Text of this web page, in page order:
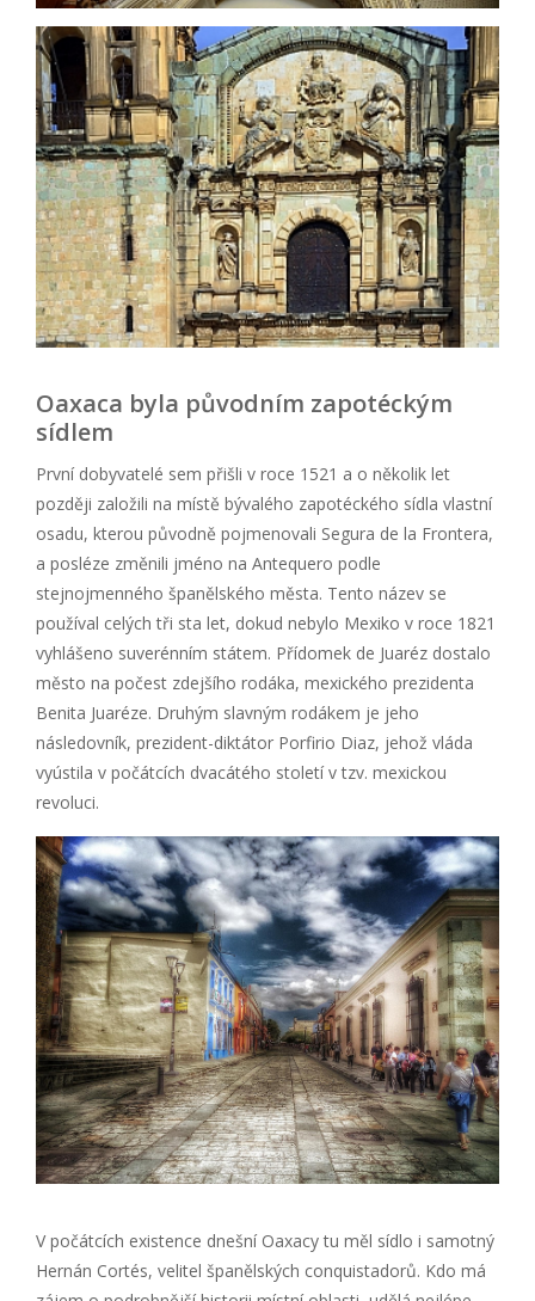
Oaxaca byla původním zapotéckým
sídlem
První dobyvatelé sem přišli v roce 1521 a o několik let
později založili na místě bývalého zapotéckého sídla vlastní
osadu, kterou původně pojmenovali Segura de la Frontera,
a posléze změnili jméno na Antequero podle
stejnojmenného španělského města. Tento název se
používal celých tři sta let, dokud nebylo Mexiko v roce 1821
vyhlášeno suverénním státem. Přídomek de Juaréz dostalo
město na počest zdejšího rodáka, mexického prezidenta
Benita Juaréze. Druhým slavným rodákem je jeho
následovník, prezident-diktátor Porfirio Diaz, jehož vláda
vyústila v počátcích dvacátého století v tzv. mexickou
revoluci.
V počátcích existence dnešní Oaxacy tu měl sídlo i samotný
Hernán Cortés, velitel španělských conquistadorů. Kdo má